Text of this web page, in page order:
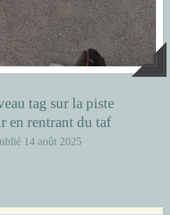
tag sur la piste
en rentrant du taf
14 août 2025